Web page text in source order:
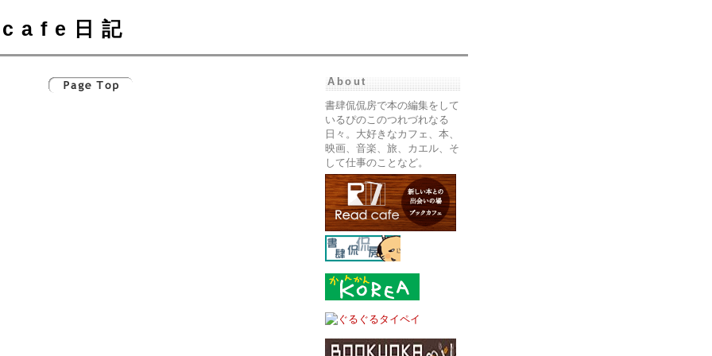
cafe日記
About
書肆侃侃房で本の編集をして
いるぴのこのつれづれなる
日々。大好きなカフェ、本、
映画、音楽、旅、カエル、そ
して仕事のことなど。